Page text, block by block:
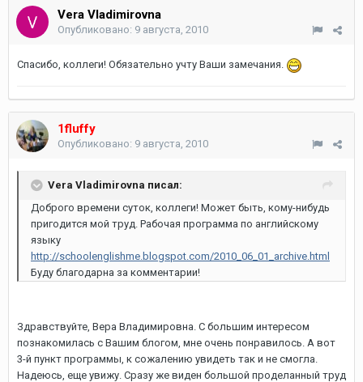
Vera Vladimirovna
Опубликовано: 9 августа, 2010
Спасибо, коллеги! Обязательно учту Ваши замечания.
1fluffy
Опубликовано: 9 августа, 2010
Vera Vladimirovna писал:
Доброго времени суток, коллеги! Может быть, кому-нибудь
пригодится мой труд. Рабочая программа по английскому
языку
http://schoolenglishme.blogspot.com/2010_06_01_archive.html
Буду благодарна за комментарии!
Здравствуйте, Вера Владимировна. С большим интересом
познакомилась с Вашим блогом, мне очень понравилось. А вот
3-й пункт программы, к сожалению увидеть так и не смогла.
Надеюсь, еще увижу. Сразу же виден большой проделанный труд